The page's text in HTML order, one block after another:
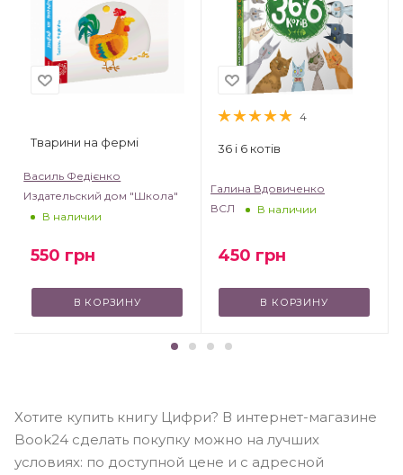
Тварини на фермі
Василь Федієнко
Издательский дом "Школа"
В наличии
550 грн
В КОРЗИНУ
4
36 і 6 котів
Галина Вдовиченко
ВСЛ
В наличии
450 грн
В КОРЗИНУ
Хотите купить книгу Цифри? В интернет-магазине
Book24 сделать покупку можно на лучших
условиях: по доступной цене и с адресной